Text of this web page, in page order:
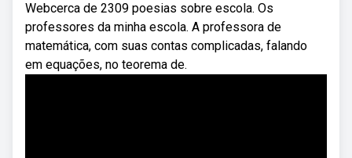
Webcerca de 2309 poesias sobre escola. Os
professores da minha escola. A professora de
matemática, com suas contas complicadas, falando
em equações, no teorema de.